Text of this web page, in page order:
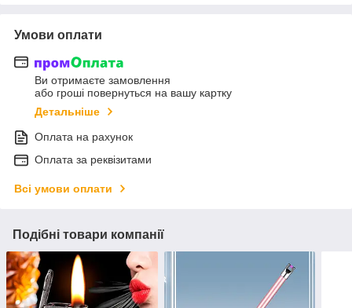
Умови оплати
Ви отримаєте замовлення
або гроші повернуться на вашу картку
Детальніше
Оплата на рахунок
Оплата за реквізитами
Всі умови оплати
Подібні товари компанії